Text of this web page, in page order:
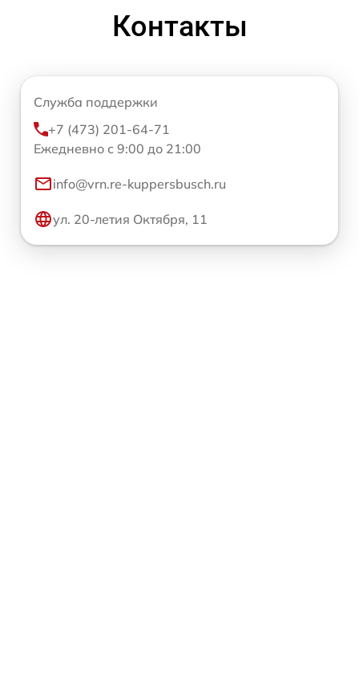
Контакты
Служба поддержки
+7 (473) 201-64-71
Ежедневно с 9:00 до 21:00
info@vrn.re-kuppersbusch.ru
ул. 20-летия Октября, 11